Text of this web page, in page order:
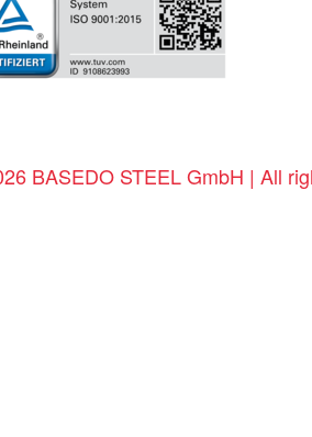
BASEDO STEEL GmbH | All